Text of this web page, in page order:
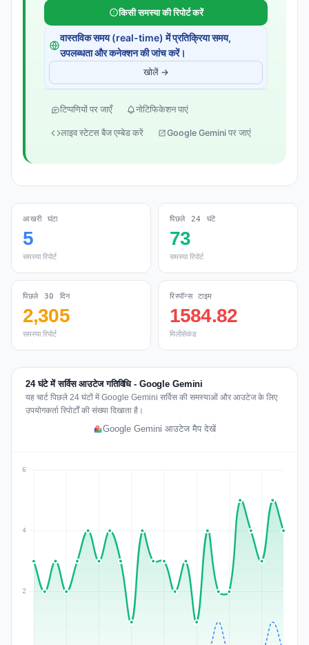
किसी समस्या की रिपोर्ट करें
वास्तविक समय (real-time) में प्रतिक्रिया समय,
उपलब्धता और कनेक्शन की जांच करें।
खोलें →
टिप्पणियों पर जाएँ नोटिफिकेशन पाएं
लाइव स्टेटस बैज एम्बेड करें Google Gemini पर जाएं
आखरी घंटा
5
समस्या रिपोर्ट
पिछले 24 घंटे
73
समस्या रिपोर्ट
पिछले 30 दिन
2,305
समस्या रिपोर्ट
रिस्पॉन्स टाइम
1584.82
मिलीसेकंड
24 घंटे में सर्विस आउटेज गतिविधि - Google Gemini
यह चार्ट पिछले 24 घंटों में Google Gemini सर्विस की समस्याओं और आउटेज के लिए
उपयोगकर्ता रिपोर्टों की संख्या दिखाता है।
Google Gemini आउटेज मैप देखें